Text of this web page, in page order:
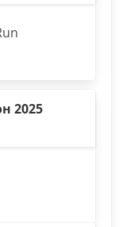
2025